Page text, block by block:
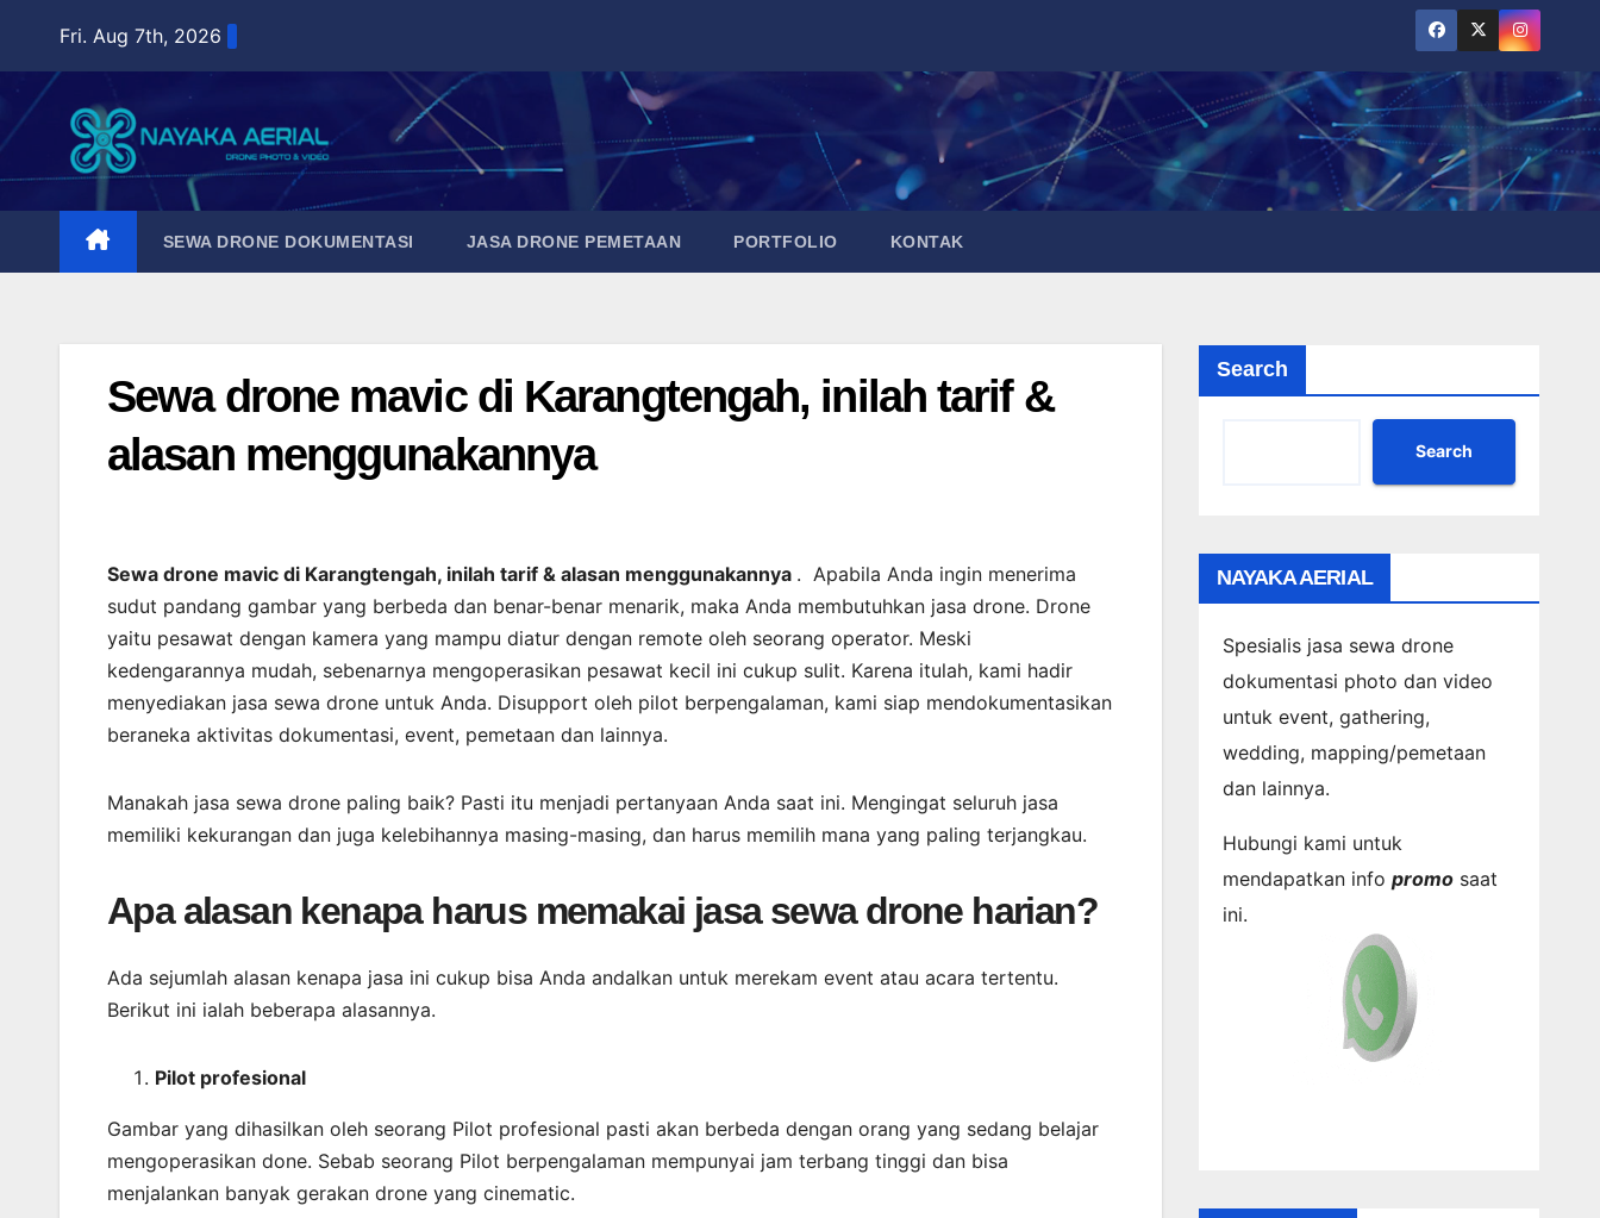
content
Fri. Aug 7th, 2026
SEWA DRONE DOKUMENTASI JASA DRONE PEMETAAN PORTFOLIO KONTAK
Sewa drone mavic di Karangtengah, inilah tarif &
alasan menggunakannya
Sewa drone mavic di Karangtengah, inilah tarif & alasan menggunakannya . Apabila Anda ingin menerima
sudut pandang gambar yang berbeda dan benar-benar menarik, maka Anda membutuhkan jasa drone. Drone
yaitu pesawat dengan kamera yang mampu diatur dengan remote oleh seorang operator. Meski
kedengarannya mudah, sebenarnya mengoperasikan pesawat kecil ini cukup sulit. Karena itulah, kami hadir
menyediakan jasa sewa drone untuk Anda. Disupport oleh pilot berpengalaman, kami siap mendokumentasikan
beraneka aktivitas dokumentasi, event, pemetaan dan lainnya.
Manakah jasa sewa drone paling baik? Pasti itu menjadi pertanyaan Anda saat ini. Mengingat seluruh jasa
memiliki kekurangan dan juga kelebihannya masing-masing, dan harus memilih mana yang paling terjangkau.
Apa alasan kenapa harus memakai jasa sewa drone harian?
Ada sejumlah alasan kenapa jasa ini cukup bisa Anda andalkan untuk merekam event atau acara tertentu.
Berikut ini ialah beberapa alasannya.
Pilot profesional
Gambar yang dihasilkan oleh seorang Pilot profesional pasti akan berbeda dengan orang yang sedang belajar
mengoperasikan done. Sebab seorang Pilot berpengalaman mempunyai jam terbang tinggi dan bisa
menjalankan banyak gerakan drone yang cinematic.
Search
Search
NAYAKA AERIAL
Spesialis jasa sewa drone
dokumentasi photo dan video
untuk event, gathering,
wedding, mapping/pemetaan
dan lainnya.
Hubungi kami untuk
mendapatkan info promosaat
ini.